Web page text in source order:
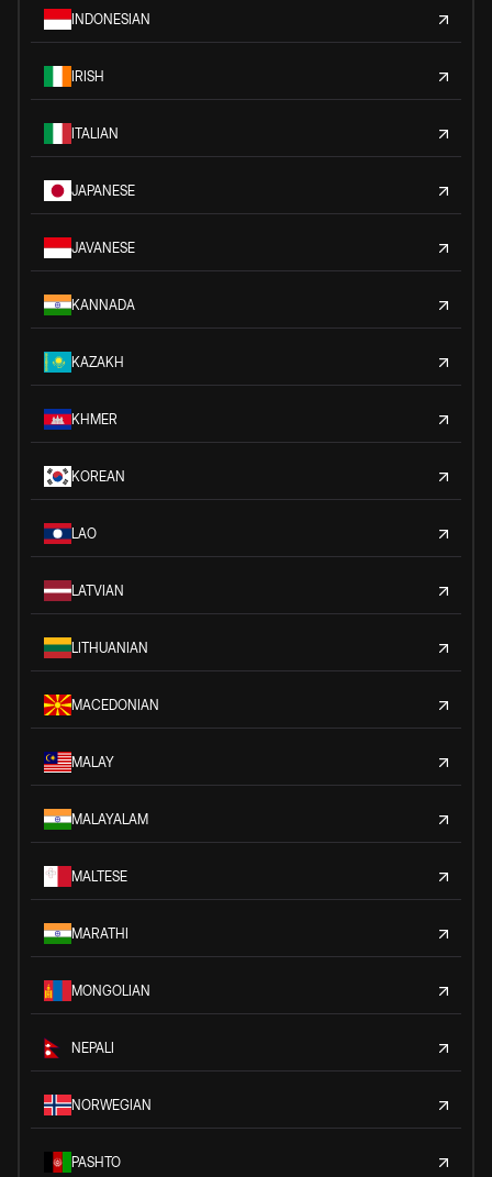
INDONESIAN
IRISH
ITALIAN
JAPANESE
JAVANESE
KANNADA
KAZAKH
KHMER
KOREAN
LAO
LATVIAN
LITHUANIAN
MACEDONIAN
MALAY
MALAYALAM
MALTESE
MARATHI
MONGOLIAN
NEPALI
NORWEGIAN
PASHTO